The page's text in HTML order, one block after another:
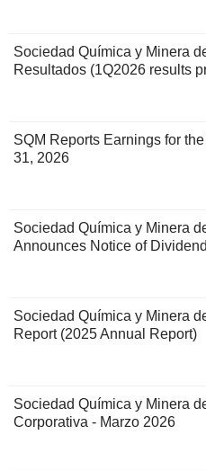
Sociedad Química y Minera
Resultados (1Q2026 results
SQM Reports Earnings for
31, 2026
Sociedad Química y Minera
Announces Notice of
Sociedad Química y Minera
Report (2025 Annual Report)
Sociedad Química y Minera
Corporativa - Marzo 2026